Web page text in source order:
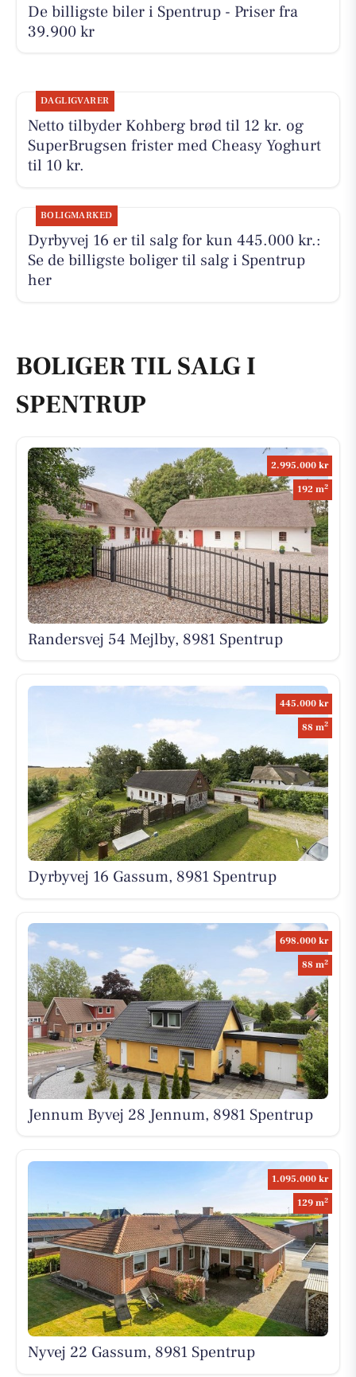
De billigste biler i Spentrup - Priser fra
39.900 kr
DAGLIGVARER
Netto tilbyder Kohberg brød til 12 kr. og
SuperBrugsen frister med Cheasy Yoghurt
til 10 kr.
BOLIGMARKED
Dyrbyvej 16 er til salg for kun 445.000 kr.:
Se de billigste boliger til salg i Spentrup
her
BOLIGER TIL SALG I
SPENTRUP
2.995.000 kr
192 m2
Randersvej 54 Mejlby, 8981 Spentrup
445.000 kr
88 m2
Dyrbyvej 16 Gassum, 8981 Spentrup
698.000 kr
88 m2
Jennum Byvej 28 Jennum, 8981 Spentrup
1.095.000 kr
129 m2
Nyvej 22 Gassum, 8981 Spentrup